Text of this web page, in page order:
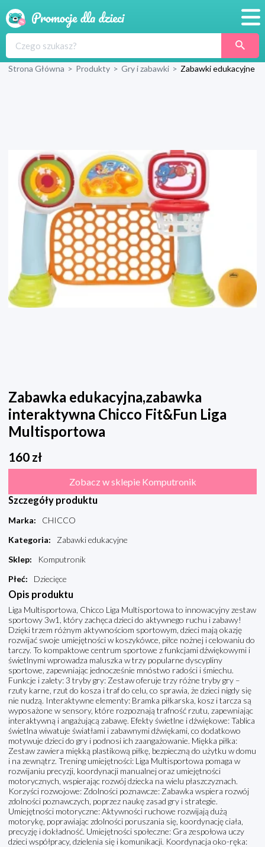
Produkty
Wyprawka
Strona Główna > Produkty > Gry i zabawki > Zabawki edukacyjne
Zabawka edukacyjna,zabawka
interaktywna Chicco Fit&Fun Liga
Multisportowa
160 zł
Zobacz w sklepie Komputronik
Szczegóły produktu
Marka:
CHICCO
Kategoria:
Zabawki edukacyjne
Sklep:
Komputronik
Płeć: Dziecięce
Opis produktu
Liga Multisportowa, Chicco Liga Multisportowa to innowacyjny zestaw
sportowy 3w1, który zachęca dzieci do aktywnego ruchu i zabawy!
Dzięki trzem różnym aktywnościom sportowym, dzieci mają okazję
rozwijać swoje umiejętności w koszykówce, piłce nożnej i celowaniu do
tarczy. To kompaktowe centrum sportowe z funkcjami dźwiękowymi i
świetlnymi wprowadza maluszka w trzy popularne dyscypliny
sportowe, zapewniając jednocześnie mnóstwo radości i śmiechu.
Funkcje i zalety: 3 tryby gry: Zestaw oferuje trzy różne tryby gry –
rzuty karne, rzut do kosza i traf do celu, co sprawia, że dzieci nigdy się
nie nudzą. Interaktywne elementy: Bramka piłkarska, kosz i tarcza są
wyposażone w sensory, które rozpoznają trafność rzutu, zapewniając
interaktywną i angażującą zabawę. Efekty świetlne i dźwiękowe: Tablica
świetlna wiwatuje światłami i zabawnymi dźwiękami, co dodatkowo
motywuje dzieci do gry i podnosi ich zaangażowanie. Miękka piłka:
Zestaw zawiera miękką plastikową piłkę, bezpieczną do użytku w domu
i na zewnątrz. Trening umiejętności: Liga Multisportowa pomaga w
rozwijaniu precyzji, koordynacji manualnej oraz umiejętności
motorycznych, wspierając rozwój dziecka na wielu płaszczyznach.
Korzyści rozwojowe: Zdolności poznawcze: Zabawka wspiera rozwój
zdolności poznawczych, poprzez naukę zasad gry i strategie.
Umiejętności motoryczne: Aktywności ruchowe rozwijają dużą
motorykę, poprawiając zdolności poruszania się, koordynację ciała,
precyzję i dokładność. Umiejętności społeczne: Gra zespołowa uczy
dzieci współpracy, dzielenia się i komunikacji. Koordynacja oko-ręka: